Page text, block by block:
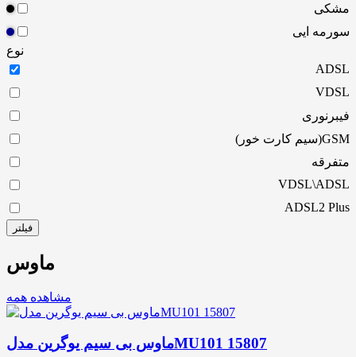
مشکی
سورمه ایی
نوع
ADSL
VDSL
فیبرنوری
GSM(سیم کارت خور)
متفرقه
VDSL\ADSL
ADSL2 Plus
فیلتر
ماوس
مشاهده همه
ماوس بی سیم یوگرین مدلMU101 15807